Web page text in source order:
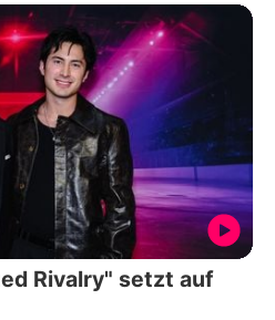
Rivalry" setzt auf